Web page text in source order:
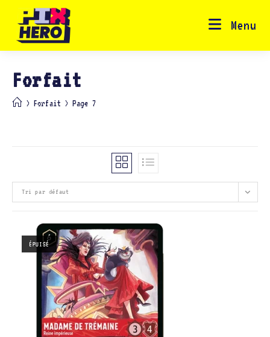
content
Menu
Forfait
> Forfait > Page 7
Tri par défaut
ÉPUISÉ